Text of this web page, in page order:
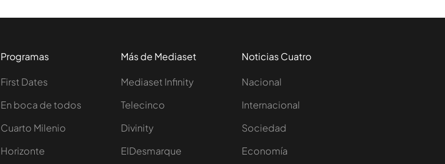
Programas
First Dates
En boca de todos
Cuarto Milenio
Horizonte
Más de Mediaset
Mediaset Infinity
Telecinco
Divinity
ElDesmarque
Noticias Cuatro
Nacional
Internacional
Sociedad
Economía